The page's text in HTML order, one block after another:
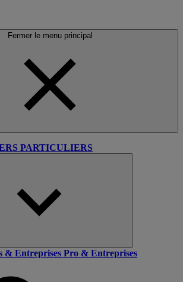
Fermer le menu principal
PARTICULIERS
& Entreprises Pro & Entreprises